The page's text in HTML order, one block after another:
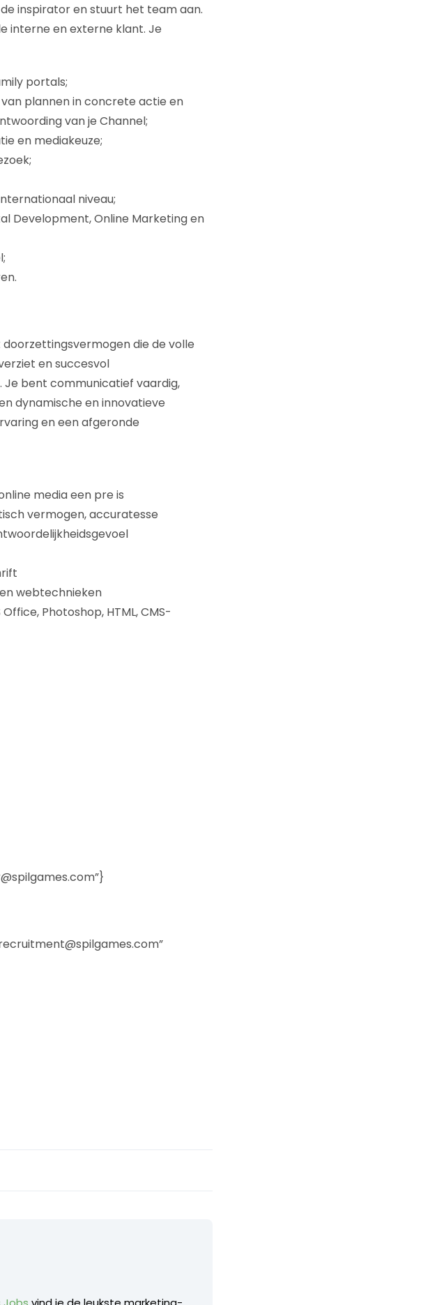
inspirator en stuurt het team aan.
interne en externe klant. Je
portals;
plannen in concrete actie en
van je Channel;
en mediakeuze;
niveau;
Development, Online Marketing en
die de volle
en succesvol
bent communicatief vaardig,
dynamische en innovatieve
en een afgeronde
media een pre is
vermogen, accuratesse
webtechnieken
Photoshop, HTML, CMS-